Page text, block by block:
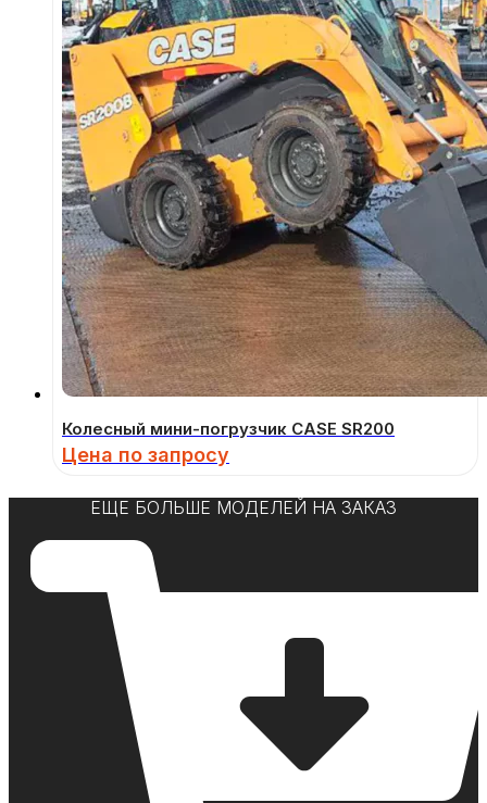
Колесный мини-погрузчик CASE SR200
Цена по запросу
ЕЩЕ БОЛЬШЕ МОДЕЛЕЙ НА ЗАКАЗ